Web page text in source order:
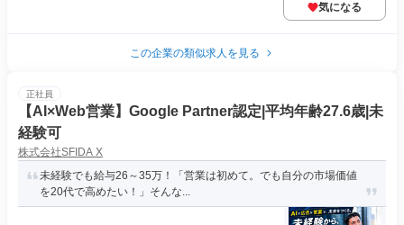
気になる
この企業の類似求人を見る
正社員
【AI×Web営業】Google Partner認定|平均年齢27.6歳|未
経験可
株式会社SFIDA X
未経験でも給与26～35万！「営業は初めて。でも自分の市場価値
を20代で高めたい！」そんな...